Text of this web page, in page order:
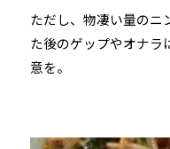
ただし、物凄い量のニ
た後のゲップやオナラ
意を。